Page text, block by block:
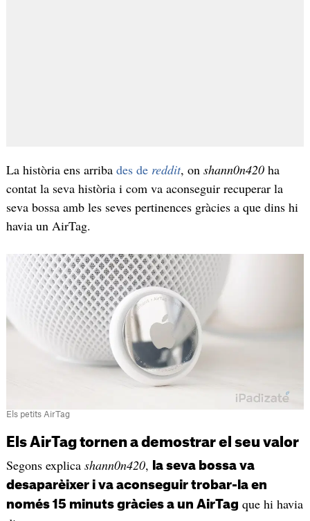
La història ens arriba des de reddit, on shann0n420ha
contat la seva història i com va aconseguir recuperar la
seva bossa amb les seves pertinences gràcies a que dins hi
havia un AirTag.
Els petits AirTag
Els AirTag tornen a demostrar el seu valor
Segons explica shann0n420,
la seva bossa va
desaparèixer i va aconseguir trobar-la en
només 15 minuts gràcies a un AirTag que hi havia